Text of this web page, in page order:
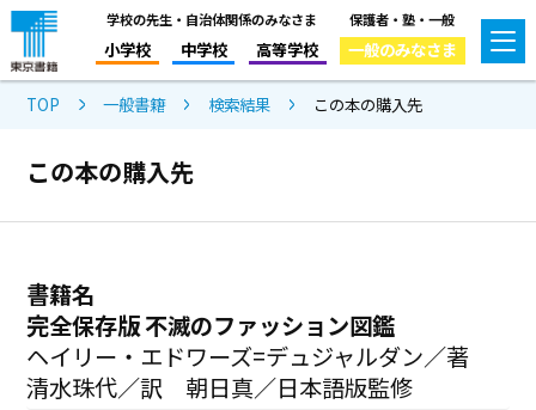
学校の先生・自治体関係のみなさま
小学校 中学校 高等学校
保護者・塾・一般
一般のみなさま
TOP 一般書籍 検索結果 この本の購入先
この本の購入先
書籍名
完全保存版 不滅のファッション図鑑
ヘイリー・エドワーズ=デュジャルダン／著
清水珠代／訳 朝日真／日本語版監修